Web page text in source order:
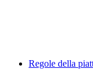
Regole della